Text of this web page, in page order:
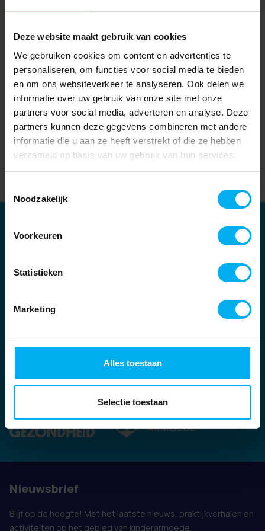
Deze website maakt gebruik van cookies
We gebruiken cookies om content en advertenties te
personaliseren, om functies voor social media te bieden
en om ons websiteverkeer te analyseren. Ook delen we
informatie over uw gebruik van onze site met onze
partners voor social media, adverteren en analyse. Deze
partners kunnen deze gegevens combineren met andere
informatie die u aan ze heeft verstrekt of die ze hebben
verzameld op basis van uw gebruik van hun services.
Noodzakelijk
Voorkeuren
Statistieken
Marketing
Alles toestaan
Selectie toestaan
Partners
Ook vertegenwoordigd door:
Nieuwsbrief
Blijf op de hoogte! Met het laatste nieuws, praktijkverhalen en
activiteiten op het gebied van kinderarmoede.